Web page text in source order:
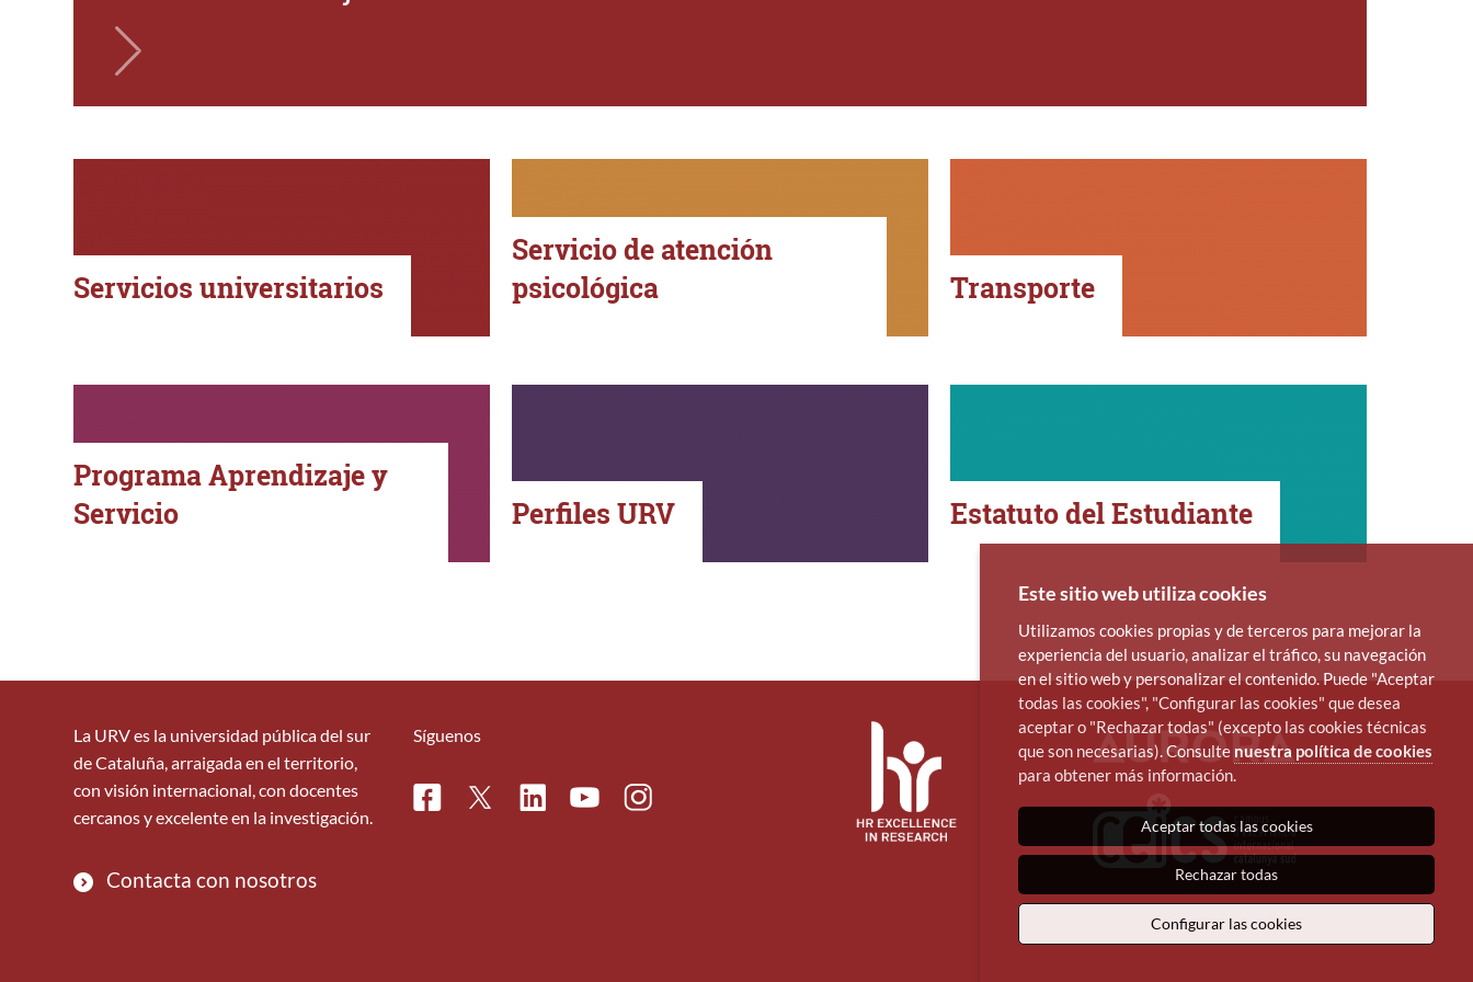
Servicios universitarios
Servicio de atención
psicológica
Transporte
Programa Aprendizaje y
Servicio
Perfiles URV Estatuto del Estudiante
La URV es la universidad pública del sur
de Cataluña, arraigada en el territorio,
con visión internacional, con docentes
cercanos y excelente en la investigación.
Contacta con nosotros
Síguenos
FacebookTwitterLinkedinYoutubeInstagram
Este sitio web utiliza cookies
Utilizamos cookies propias y de terceros para mejorar la
experiencia del usuario, analizar el tráfico, su navegación
en el sitio web y personalizar el contenido. Puede "Aceptar
todas las cookies", "Configurar las cookies" que desea
aceptar o "Rechazar todas" (excepto las cookies técnicas
que son necesarias). Consulte nuestra política de cookies
para obtener más información.
Aceptar todas las cookies
Rechazar todas
Configurar las cookies